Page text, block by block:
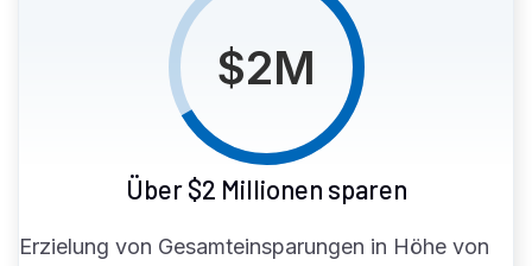
$2M
Über $2 Millionen sparen
Erzielung von Gesamteinsparungen in Höhe von